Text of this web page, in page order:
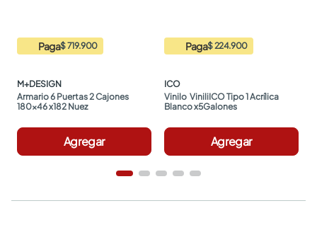
Paga$ 719.900
M+DESIGN
Armario 6 Puertas 2 Cajones
180x46 x182 Nuez
Agregar
Paga$ 224.900
ICO
Vinilo  ViniliICO Tipo 1 Acrílica
Blanco x5Galones
Agregar